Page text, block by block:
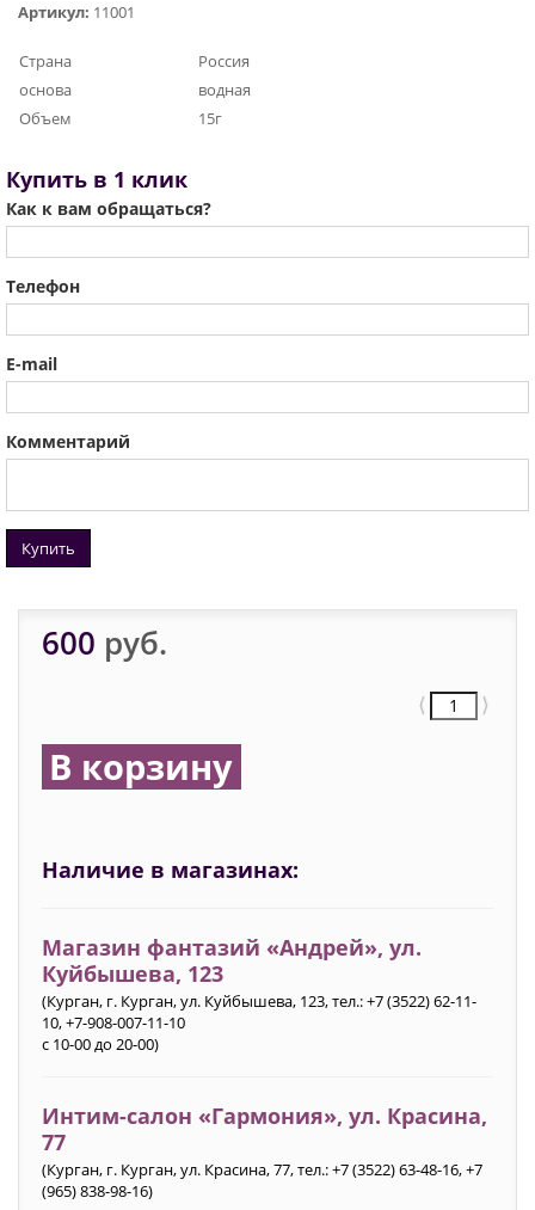
Артикул: 11001
Страна
Россия
основа
водная
Объем
15г
Купить в 1 клик
Как к вам обращаться?
Телефон
E-mail
Комментарий
Купить
600 руб.
⟨ ⟩
В корзину
Наличие в магазинах:
Магазин фантазий «Андрей», ул.
Куйбышева, 123
(Курган, г. Курган, ул. Куйбышева, 123, тел.: +7 (3522) 62-11-
10, +7-908-007-11-10
с 10-00 до 20-00)
Интим-салон «Гармония»‎, ул. Красина,
77
(Курган, г. Курган, ул. Красина, 77, тел.: +7 (3522) 63-48-16, +7
(965) 838-98-16)